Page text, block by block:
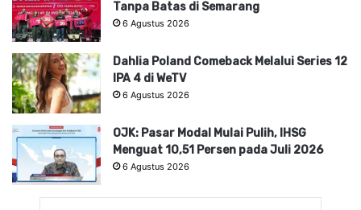
Tanpa Batas di Semarang
6 Agustus 2026
Dahlia Poland Comeback Melalui Series 12
IPA 4 di WeTV
6 Agustus 2026
OJK: Pasar Modal Mulai Pulih, IHSG
Menguat 10,51 Persen pada Juli 2026
6 Agustus 2026